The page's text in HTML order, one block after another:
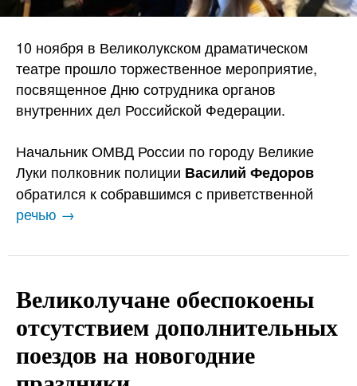
10 ноября в Великолукском драматическом
театре прошло торжественное мероприятие,
посвященное Дню сотрудника органов
внутренних дел Российской Федерации.
Начальник ОМВД России по городу Великие
Луки полковник полиции Василий Федоров
обратился к собравшимся с приветственной
речью →
Великолучане обеспокоены
отсутствием дополнительных
поездов на новогодние